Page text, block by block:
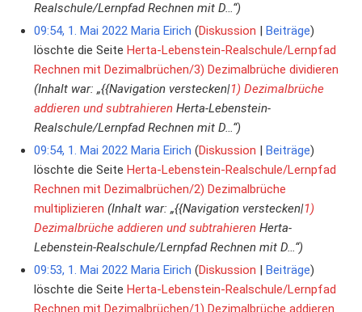
Realschule/Lernpfad Rechnen mit D…“)
09:54, 1. Mai 2022 Maria Eirich Diskussion
Beiträge
löschte die Seite Herta-Lebenstein-Realschule/Lernpfad
Rechnen mit Dezimalbrüchen/3) Dezimalbrüche dividieren
(Inhalt war: „{{Navigation verstecken|1) Dezimalbrüche
addieren und subtrahierenHerta-Lebenstein-
Realschule/Lernpfad Rechnen mit D…“)
09:54, 1. Mai 2022 Maria Eirich Diskussion
Beiträge
löschte die Seite Herta-Lebenstein-Realschule/Lernpfad
Rechnen mit Dezimalbrüchen/2) Dezimalbrüche
multiplizieren (Inhalt war: „{{Navigation verstecken|1)
Dezimalbrüche addieren und subtrahierenHerta-
Lebenstein-Realschule/Lernpfad Rechnen mit D…“)
09:53, 1. Mai 2022 Maria Eirich Diskussion
Beiträge
löschte die Seite Herta-Lebenstein-Realschule/Lernpfad
Rechnen mit Dezimalbrüchen/1) Dezimalbrüche addieren